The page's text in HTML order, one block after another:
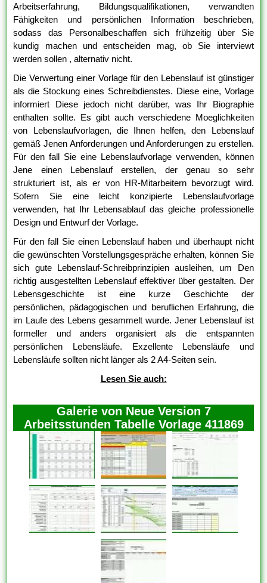
Arbeitserfahrung, Bildungsqualifikationen, verwandten
Fähigkeiten und persönlichen Information beschrieben,
sodass das Personalbeschaffen sich frühzeitig über Sie
kundig machen und entscheiden mag, ob Sie interviewt
werden sollen , alternativ nicht.
Die Verwertung einer Vorlage für den Lebenslauf ist günstiger
als die Stockung eines Schreibdienstes. Diese eine, Vorlage
informiert Diese jedoch nicht darüber, was Ihr Biographie
enthalten sollte. Es gibt auch verschiedene Moeglichkeiten
von Lebenslaufvorlagen, die Ihnen helfen, den Lebenslauf
gemäß Jenen Anforderungen und Anforderungen zu erstellen.
Für den fall Sie eine Lebenslaufvorlage verwenden, können
Jene einen Lebenslauf erstellen, der genau so sehr
strukturiert ist, als er von HR-Mitarbeitern bevorzugt wird.
Sofern Sie eine leicht konzipierte Lebenslaufvorlage
verwenden, hat Ihr Lebensablauf das gleiche professionelle
Design und Entwurf der Vorlage.
Für den fall Sie einen Lebenslauf haben und überhaupt nicht
die gewünschten Vorstellungsgespräche erhalten, können Sie
sich gute Lebenslauf-Schreibprinzipien ausleihen, um Den
richtig ausgestellten Lebenslauf effektiver über gestalten. Der
Lebensgeschichte ist eine kurze Geschichte der
persönlichen, pädagogischen und beruflichen Erfahrung, die
im Laufe des Lebens gesammelt wurde. Jener Lebenslauf ist
formeller und anders organisiert als die entspannten
persönlichen Lebensläufe. Exzellente Lebensläufe und
Lebensläufe sollten nicht länger als 2 A4-Seiten sein.
Lesen Sie auch:
Galerie von Neue Version 7
Arbeitsstunden Tabelle Vorlage 411869